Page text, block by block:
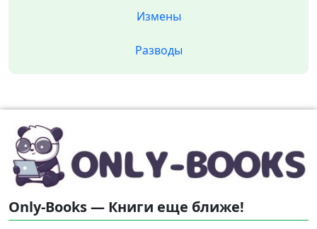
Измены
Разводы
Only-Books — Книги еще ближе!